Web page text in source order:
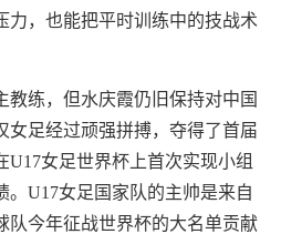
力，也能把平时训练中的技战术
教练，但水庆霞仍旧保持对中国
女足经过顽强拼搏，夺得了首届
U17女足世界杯上首次实现小组
。U17女足国家队的主帅是来自
队今年征战世界杯的大名单贡献